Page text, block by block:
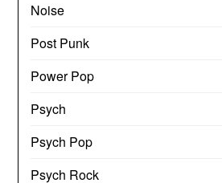
Noise
Post Punk
Power Pop
Psych
Psych Pop
Psych Rock